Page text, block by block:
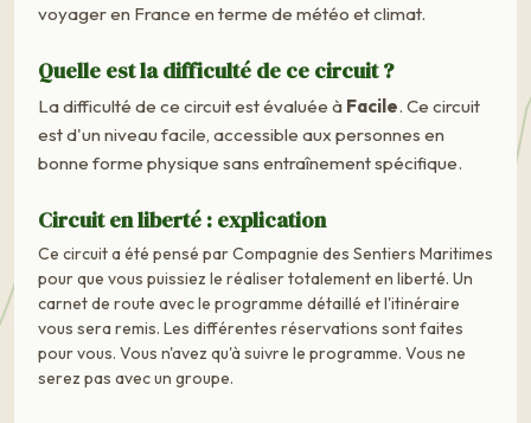
voyager en France en terme de météo et climat.
Quelle est la difficulté de ce circuit ?
La difficulté de ce circuit est évaluée à Facile. Ce circuit
est d'un niveau facile, accessible aux personnes en
bonne forme physique sans entraînement spécifique.
Circuit en liberté : explication
Ce circuit a été pensé par Compagnie des Sentiers Maritimes
pour que vous puissiez le réaliser totalement en liberté. Un
carnet de route avec le programme détaillé et l'itinéraire
vous sera remis. Les différentes réservations sont faites
pour vous. Vous n'avez qu'à suivre le programme. Vous ne
serez pas avec un groupe.